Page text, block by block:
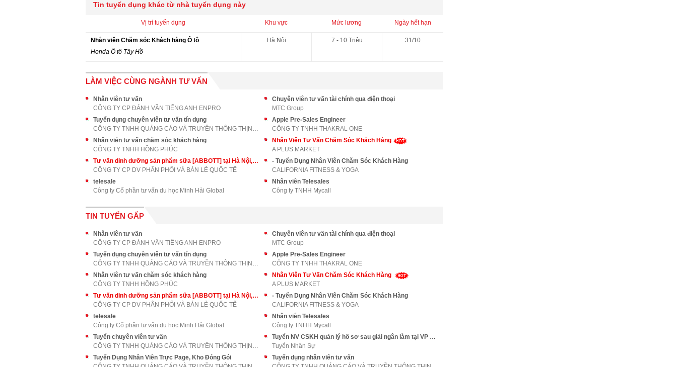
Tin tuyển dụng khác từ nhà tuyển dụng này
Vị trí tuyển dụng Khu vực Mức lương Ngày hết hạn
Nhân viên Chăm sóc Khách hàng Ô tô
Honda Ô tô Tây Hồ
Hà Nội 7 - 10 Triệu 31/10
LÀM VIỆC CÙNG NGÀNH TƯ VẤN
Nhân viên tư vấn
CÔNG TY CP ĐÁNH VẦN TIẾNG ANH ENPRO
Chuyên viên tư vấn tài chính qua điện thoại
MTC Group
Tuyển dụng chuyên viên tư vấn tín dụng
CÔNG TY TNHH QUẢNG CÁO VÀ TRUYỀN THÔNG THỊNH AN PH
Apple Pre-Sales Engineer
CÔNG TY TNHH THAKRAL ONE
Nhân viên tư vấn chăm sóc khách hàng
CÔNG TY TNHH HỒNG PHÚC
Nhân Viên Tư Vấn Chăm Sóc Khách Hàng
A PLUS MARKET
Tư vấn dinh dưỡng sản phẩm sữa [ABBOTT] tại Hà Nội, Hồ Chí Minh
CÔNG TY CP DV PHÂN PHỐI VÀ BÁN LẺ QUỐC TẾ
- Tuyển Dụng Nhân Viên Chăm Sóc Khách Hàng
CALIFORNIA FITNESS & YOGA
telesale
Công ty Cổ phần tư vấn du học Minh Hải Global
Nhân viên Telesales
Công ty TNHH Mycall
TIN TUYỂN GẤP
Nhân viên tư vấn
CÔNG TY CP ĐÁNH VẦN TIẾNG ANH ENPRO
Chuyên viên tư vấn tài chính qua điện thoại
MTC Group
Tuyển dụng chuyên viên tư vấn tín dụng
CÔNG TY TNHH QUẢNG CÁO VÀ TRUYỀN THÔNG THỊNH AN PH
Apple Pre-Sales Engineer
CÔNG TY TNHH THAKRAL ONE
Nhân viên tư vấn chăm sóc khách hàng
CÔNG TY TNHH HỒNG PHÚC
Nhân Viên Tư Vấn Chăm Sóc Khách Hàng
A PLUS MARKET
Tư vấn dinh dưỡng sản phẩm sữa [ABBOTT] tại Hà Nội, Hồ Chí Minh
CÔNG TY CP DV PHÂN PHỐI VÀ BÁN LẺ QUỐC TẾ
- Tuyển Dụng Nhân Viên Chăm Sóc Khách Hàng
CALIFORNIA FITNESS & YOGA
telesale
Công ty Cổ phần tư vấn du học Minh Hải Global
Nhân viên Telesales
Công ty TNHH Mycall
Tuyển chuyên viên tư vấn
CÔNG TY TNHH QUẢNG CÁO VÀ TRUYỀN THÔNG THỊNH AN PH
Tuyển NV CSKH quản lý hồ sơ sau giải ngân làm tại VP Q11
Tuyển Nhân Sự
Tuyển Dụng Nhân Viên Trực Page, Kho Đóng Gói
Tuyển dụng nhân viên tư vấn